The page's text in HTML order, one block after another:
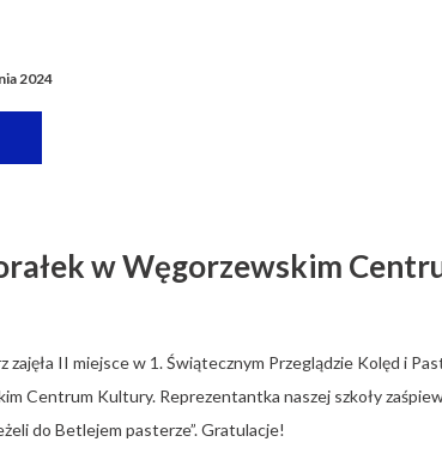
2024
w Węgorzewskim
zajęła II miejsce w 1. Świątecznym Przeglądzie Kolęd i
Centrum Kultury. Reprezentantka naszej szkoły
do Betlejem pasterze”. Gratulacje!